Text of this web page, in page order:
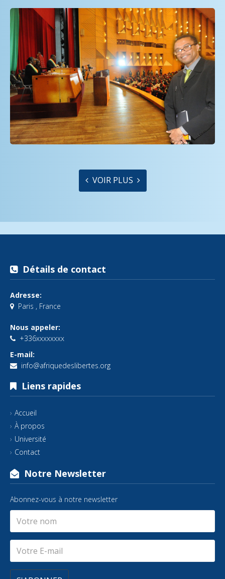
VOIR PLUS
Détails de contact
Adresse:
Paris , France
Nous appeler:
+336xxxxxxxx
E-mail:
info@afriquedeslibertes.org
Liens rapides
Accueil
À propos
Université
Contact
Notre Newsletter
Abonnez-vous à notre newsletter